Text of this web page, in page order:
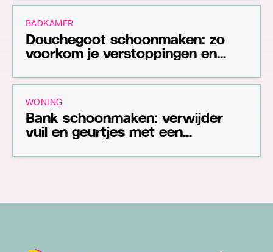
BADKAMER
Douchegoot schoonmaken: zo
voorkom je verstoppingen en
WONING
Bank schoonmaken: verwijder
vuil en geurtjes met een